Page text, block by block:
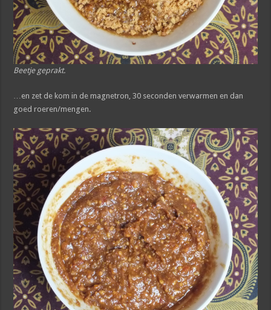
Beetje geprakt.
…en zet de kom in de magnetron, 30 seconden verwarmen en dan
goed roeren/mengen.